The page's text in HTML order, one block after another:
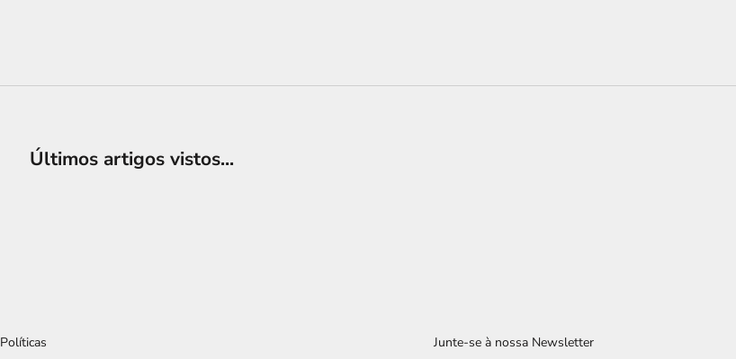
Últimos artigos vistos...
Políticas Junte-se à nossa Newsletter